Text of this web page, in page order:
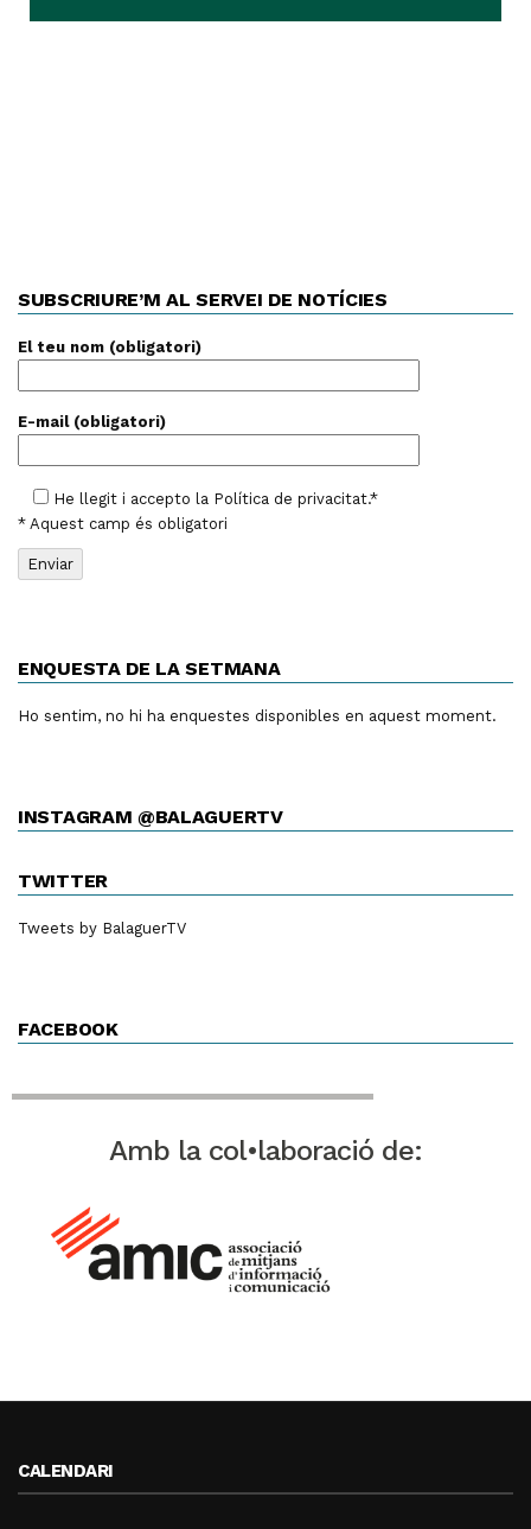
SUBSCRIURE’M AL SERVEI DE NOTÍCIES
El teu nom (obligatori)
E-mail (obligatori)
He llegit i accepto la Política de privacitat.*
* Aquest camp és obligatori
ENQUESTA DE LA SETMANA
Ho sentim, no hi ha enquestes disponibles en aquest moment.
INSTAGRAM @BALAGUERTV
TWITTER
Tweets by BalaguerTV
FACEBOOK
Amb la col•laboració de:
CALENDARI